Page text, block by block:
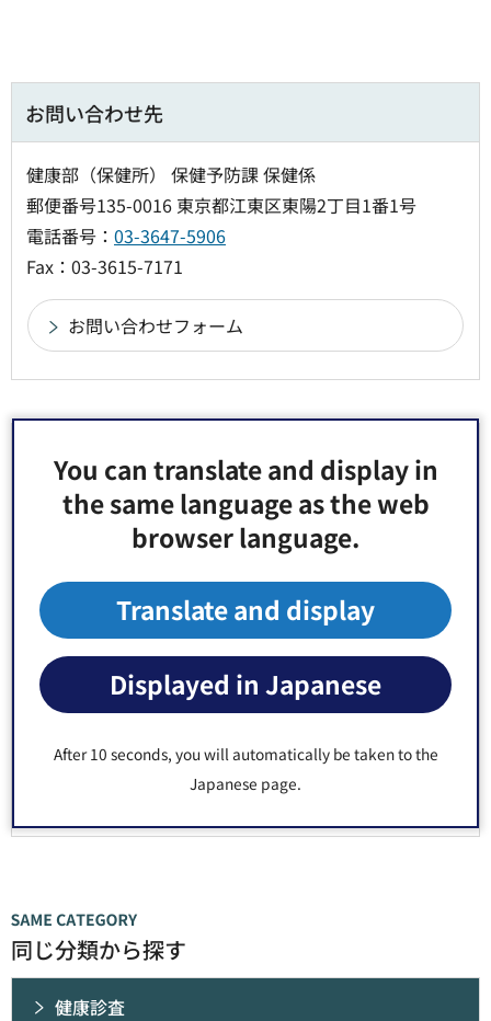
You can translate and display in
the same language as the web
browser language.
Translate and display
Displayed in Japanese
After 10 seconds, you will automatically be taken to the
Japanese page.
お問い合わせ先
健康部（保健所） 保健予防課 保健係
郵便番号135-0016 東京都江東区東陽2丁目1番1号
電話番号： 03-3647-5906
Fax：03-3615-7171
より良いウェブサイトにするためにみなさまのご
意見をお聞かせください
このページの情報は役に立ちましたか？
3：役に立たなかった
1：見つけやすかった
2：ふつう
3：見つけにくかった
同じ分類から探す
健康診査